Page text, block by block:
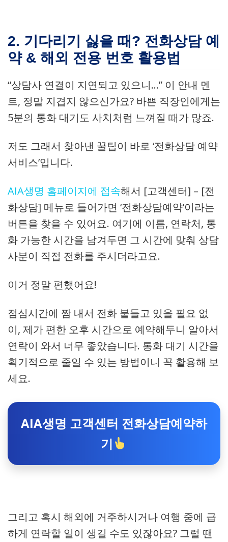
2. 기다리기 싫을 때? 전화상담 예
약 & 해외 전용 번호 활용법
“상담사 연결이 지연되고 있으니…” 이 안내 멘
트, 정말 지겹지 않으신가요? 바쁜 직장인에게는
5분의 통화 대기도 사치처럼 느껴질 때가 많죠.
저도 그래서 찾아낸 꿀팁이 바로 ‘전화상담 예약
서비스’입니다.
AIA생명 홈페이지에 접속해서 [고객센터] – [전
화상담] 메뉴로 들어가면 ‘전화상담예약’이라는
버튼을 찾을 수 있어요. 여기에 이름, 연락처, 통
화 가능한 시간을 남겨두면 그 시간에 맞춰 상담
사분이 직접 전화를 주시더라고요.
이거 정말 편했어요!
점심시간에 짬 내서 전화 붙들고 있을 필요 없
이, 제가 편한 오후 시간으로 예약해두니 알아서
연락이 와서 너무 좋았습니다. 통화 대기 시간을
획기적으로 줄일 수 있는 방법이니 꼭 활용해 보
세요.
AIA생명 고객센터 전화상담예약하
기
그리고 혹시 해외에 거주하시거나 여행 중에 급
하게 연락할 일이 생길 수도 있잖아요? 그럴 땐